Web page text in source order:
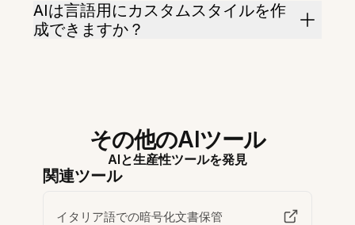
AIは言語用にカスタムスタイルを作
成できますか？
その他のAIツール
AIと生産性ツールを発見
関連ツール
イタリア語での暗号化文書保管